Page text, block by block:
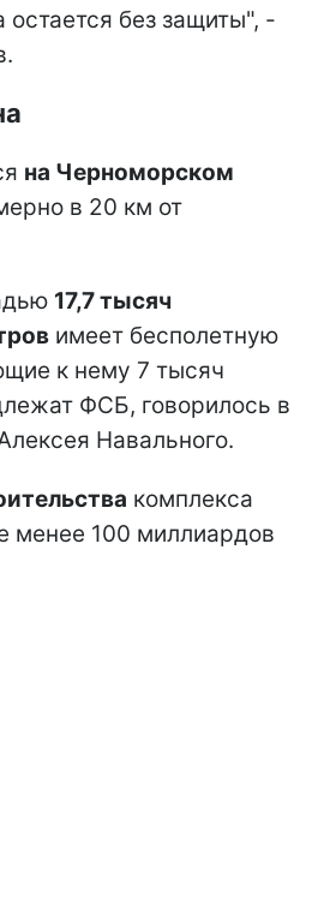
без защиты", -
на Черноморском
в 20 км от
17,7 тысяч
имеет бесполетную
к нему 7 тысяч
ФСБ, говорилось в
Навального.
комплекса
менее 100 миллиардов